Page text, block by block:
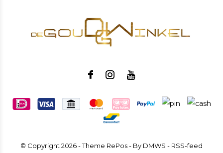
© Copyright 2026- Theme RePos - By DMWS - RSS-feed